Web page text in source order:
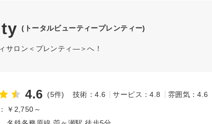
(トータルビューティープレンティー)
サロン＜プレンティ―＞へ！
4.6 (5件) 技術：4.6 サービス：4.8
雰囲気：4.6
￥2,750～